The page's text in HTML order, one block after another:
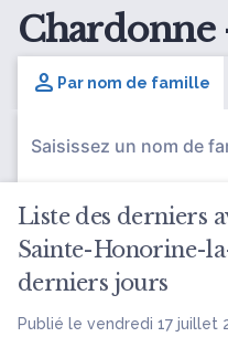
Chardonne
Par nom de famille
Liste des derniers
Sainte-Honorine-
derniers jours
Publié le vendredi 17 juillet